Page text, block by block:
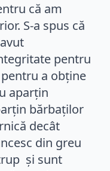
că am
S-a spus că
pentru
a obţine
aparţin
bărbaţilor
decât
din greu
şi sunt